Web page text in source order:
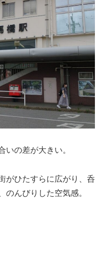
いの差が大きい。
がひたすらに広がり、呑
のんびりした空気感。